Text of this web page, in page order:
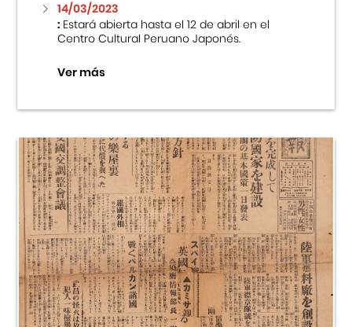
14/03/2023
:Estará abierta hasta el 12 de abril en el
Centro Cultural Peruano Japonés.
Ver más